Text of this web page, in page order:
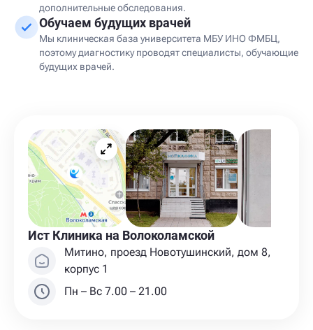
дополнительные обследования.
Обучаем будущих врачей
Мы клиническая база университета МБУ ИНО ФМБЦ,
поэтому диагностику проводят специалисты, обучающие
будущих врачей.
Ист Клиника на Волоколамской
Митино, проезд Новотушинский, дом 8,
корпус 1
Пн – Вс 7.00 – 21.00